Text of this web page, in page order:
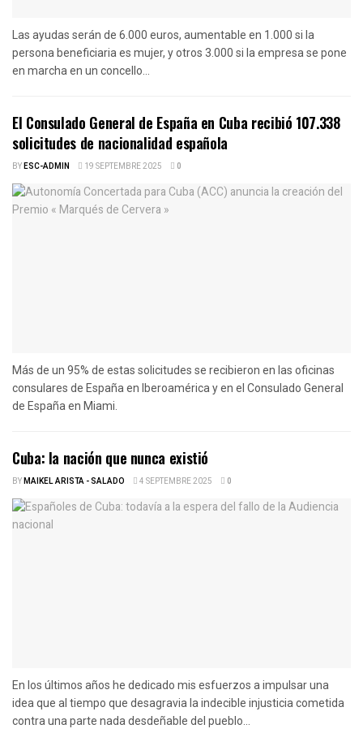
Las ayudas serán de 6.000 euros, aumentable en 1.000 si la
persona beneficiaria es mujer, y otros 3.000 si la empresa se pone
en marcha en un concello...
El Consulado General de España en Cuba recibió 107.338
solicitudes de nacionalidad española
BYESC-ADMIN 19 SEPTEMBRE 2025 0
Más de un 95% de estas solicitudes se recibieron en las oficinas
consulares de España en Iberoamérica y en el Consulado General
de España en Miami.
Cuba: la nación que nunca existió
BYMAIKEL ARISTA - SALADO 4 SEPTEMBRE 2025 0
En los últimos años he dedicado mis esfuerzos a impulsar una
idea que al tiempo que desagravia la indecible injusticia cometida
contra una parte nada desdeñable del pueblo...